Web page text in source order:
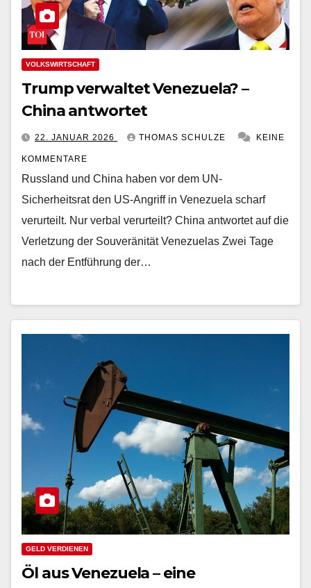
VOLKSWIRTSCHAFT
Trump verwaltet Venezuela? –
China antwortet
22. JANUAR 2026 THOMAS SCHULZE KEINE
KOMMENTARE
Russland und China haben vor dem UN-
Sicherheitsrat den US-Angriff in Venezuela scharf
verurteilt. Nur verbal verurteilt? China antwortet auf die
Verletzung der Souveränität Venezuelas Zwei Tage
nach der Entführung der…
GELD VERDIENEN
Öl aus Venezuela – eine